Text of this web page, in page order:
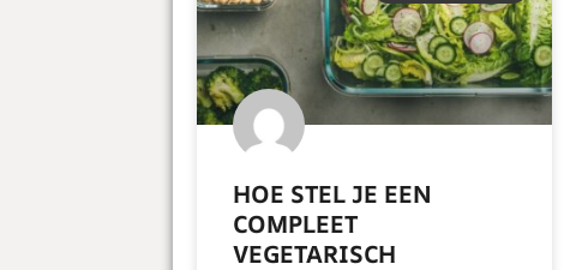
HOE STEL JE EEN
COMPLEET
VEGETARISCH